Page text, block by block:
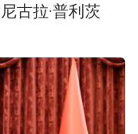
古拉·普利茨